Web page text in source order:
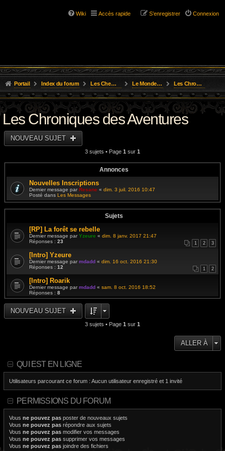
Wiki Accès rapide Connexion
S’enregistrer
Portail Index du forum Les Chemins de L'Aventure Le Monde de Golarion Les Chroniques des Aventures
Les Chroniques des Aventures
NOUVEAU SUJET
3 sujets • Page 1 sur 1
Annonces
Nouvelles Inscriptions
Dernier message parResane « dim. 3 juil. 2016 10:47
Posté dans Les Messages
Sujets
[RP] La forêt se rebelle
Dernier message parYzeure « dim. 8 janv. 2017 21:47
Réponses : 23 1 2 3
[Intro] Yzeure
Dernier message parmdadd « dim. 16 oct. 2016 21:30
Réponses : 12 1 2
[Intro] Roarik
Dernier message parmdadd « sam. 8 oct. 2016 18:52
Réponses : 8
NOUVEAU SUJET
3 sujets • Page 1 sur 1
ALLER À
QUI EST EN LIGNE
Utilisateurs parcourant ce forum : Aucun utilisateur enregistré et 1 invité
PERMISSIONS DU FORUM
Vous ne pouvez pas poster de nouveaux sujets
Vous ne pouvez pas répondre aux sujets
Vous ne pouvez pas modifier vos messages
Vous ne pouvez pas supprimer vos messages
Vous ne pouvez pas joindre des fichiers